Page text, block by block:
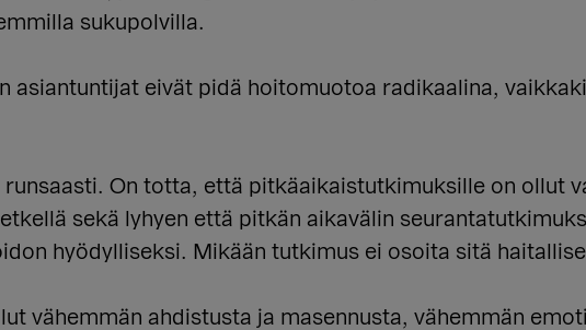
sukupolvilla.
asiantuntijat eivät pidä hoitomuotoa radikaalina,
On totta, että pitkäaikaistutkimuksille on ollut
sekä lyhyen että pitkän aikavälin
hyödylliseksi. Mikään tutkimus ei osoita sitä
vähemmän ahdistusta ja masennusta, vähemmän